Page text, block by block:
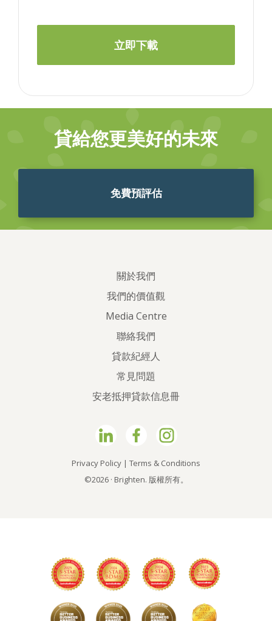
立即下載
貸給您更美好的未來
免費預評估
關於我們
我們的價值觀
Media Centre
聯絡我們
貸款紀經人
常見問題
安老抵押貸款信息冊
Privacy Policy | Terms & Conditions
©2026 · Brighten. 版權所有。